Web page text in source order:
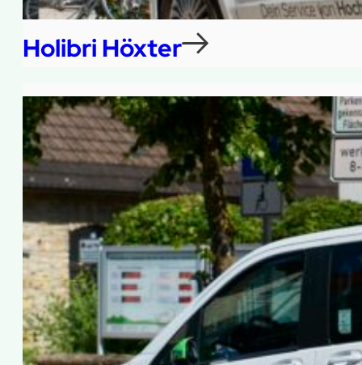
Holibri Höxter